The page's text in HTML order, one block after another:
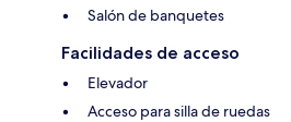
Salón de banquetes
Facilidades de acceso
Elevador
Acceso para silla de ruedas